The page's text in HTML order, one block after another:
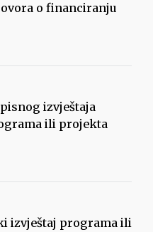
o financiranju
izvještaja
ili projekta
izvještaj programa ili